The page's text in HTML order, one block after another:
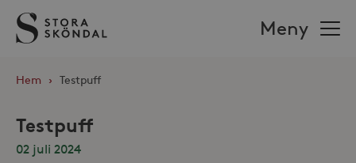
Stora
Sköndal
Meny
Hem › Testpuff
Testpuff
02 juli 2024